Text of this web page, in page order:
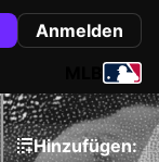
Anmelden
Hinzufügen: